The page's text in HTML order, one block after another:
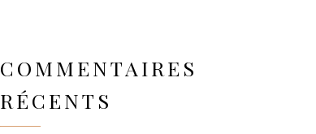
COMMENTAIRES
RÉCENTS